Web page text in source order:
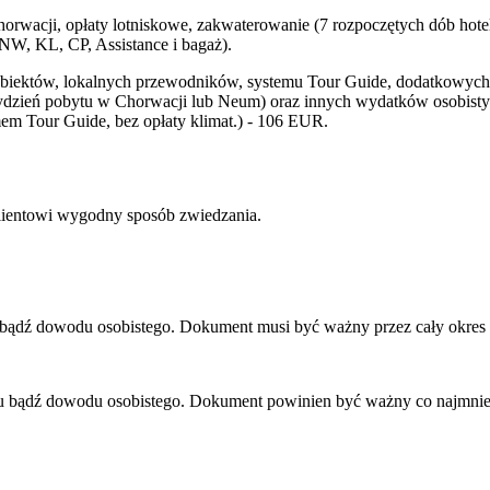
opłaty lotniskowe, zakwaterowanie (7 rozpoczętych dób
KL, CP, Assistance i bagaż).
lokalnych przewodników, systemu Tour Guide,
pobytu w Chorwacji lub Neum) oraz innych wydatków
Tour Guide, bez opłaty klimat.) - 106 EUR.
wygodny sposób zwiedzania.
dowodu osobistego. Dokument musi być ważny przez cały
dowodu osobistego. Dokument powinien być ważny co